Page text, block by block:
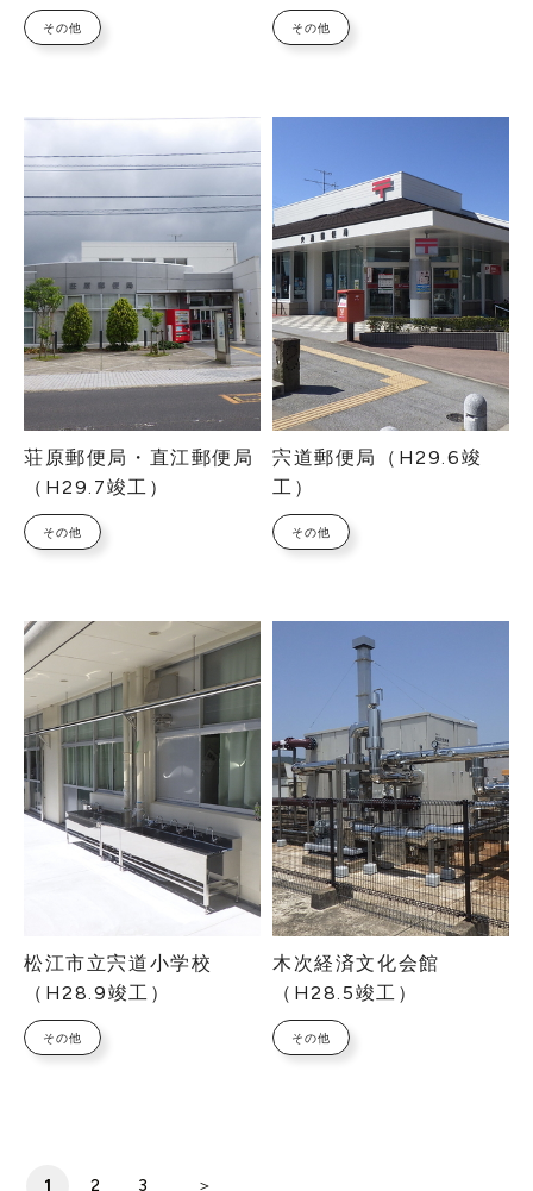
その他 その他
荘原郵便局・直江郵便局
（H29.7竣工）
その他
宍道郵便局（H29.6竣
工）
その他
松江市立宍道小学校
（H28.9竣工）
その他
木次経済文化会館
（H28.5竣工）
その他
1 2 3 ＞